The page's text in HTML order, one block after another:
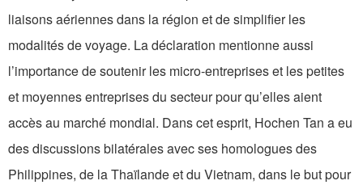
liaisons aériennes dans la région et de simplifier les
modalités de voyage. La déclaration mentionne aussi
l’importance de soutenir les micro-entreprises et les petites
et moyennes entreprises du secteur pour qu’elles aient
accès au marché mondial. Dans cet esprit, Hochen Tan a eu
des discussions bilatérales avec ses homologues des
Philippines, de la Thaïlande et du Vietnam, dans le but pour